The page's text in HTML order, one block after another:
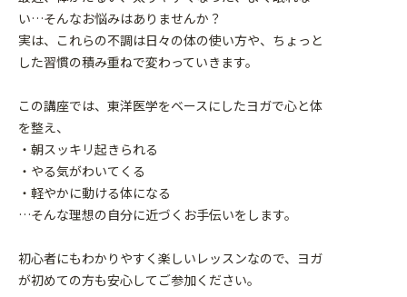
い…そんなお悩みはありませんか？
実は、これらの不調は日々の体の使い方や、ちょっと
した習慣の積み重ねで変わっていきます。
この講座では、東洋医学をベースにしたヨガで心と体
を整え、
・朝スッキリ起きられる
・やる気がわいてくる
・軽やかに動ける体になる
…そんな理想の自分に近づくお手伝いをします。
初心者にもわかりやすく楽しいレッスンなので、ヨガ
が初めての方も安心してご参加ください。